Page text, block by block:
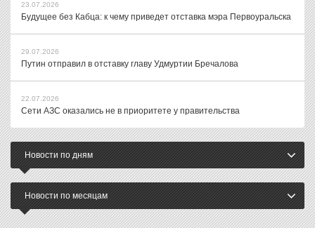
23.07.2026
Будущее без Кабца: к чему приведет отставка мэра Первоуральска
29.07.2026
Путин отправил в отставку главу Удмуртии Бречалова
22.07.2026
Сети АЗС оказались не в приоритете у правительства
Новости по дням
Новости по месяцам